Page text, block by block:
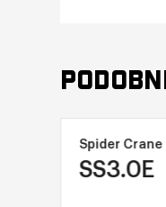
Spider Crane
SS3.0E